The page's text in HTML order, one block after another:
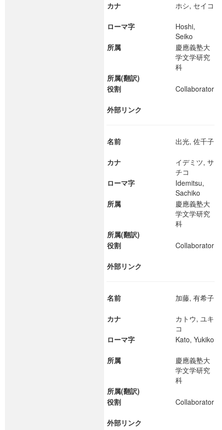
カナ
ホシ, セイコ
ローマ字
Hoshi,
Seiko
所属
慶應義塾大
学文学研究
科
所属(翻訳)
役割
Collaborator
外部リンク
名前 出光, 佐千子
カナ
イデミツ, サ
チコ
ローマ字
Idemitsu,
Sachiko
所属
慶應義塾大
学文学研究
科
所属(翻訳)
役割
Collaborator
外部リンク
名前 加藤, 有希子
カナ
カトウ, ユキ
コ
ローマ字
Kato, Yukiko
所属
慶應義塾大
学文学研究
科
所属(翻訳)
役割
Collaborator
外部リンク